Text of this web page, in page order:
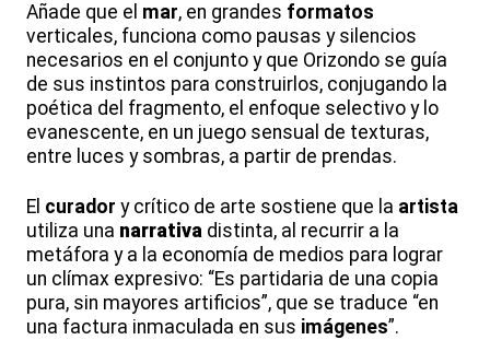
Añade que el mar, en grandes formatos
verticales, funciona como pausas y silencios
necesarios en el conjunto y que Orizondo se guía
de sus instintos para construirlos, conjugando la
poética del fragmento, el enfoque selectivo y lo
evanescente, en un juego sensual de texturas,
entre luces y sombras, a partir de prendas.
El curador y crítico de arte sostiene que la artista
utiliza una narrativa distinta, al recurrir a la
metáfora y a la economía de medios para lograr
un clímax expresivo: “Es partidaria de una copia
pura, sin mayores artificios”, que se traduce “en
una factura inmaculada en sus imágenes”.